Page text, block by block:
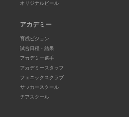
オリジナルビール
アカデミー
育成ビジョン
試合日程・結果
アカデミー選手
アカデミースタッフ
フェニックスクラブ
サッカースクール
チアスクール